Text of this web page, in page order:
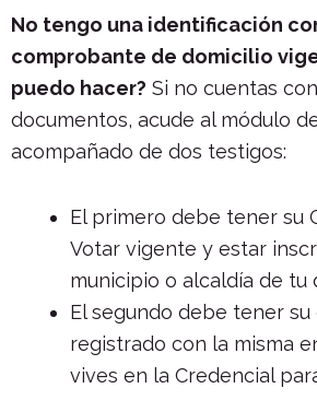
No tengo una identificación
comprobante de domicilio
puedo hacer? Si no cuentas
documentos, acude al módulo
acompañado de dos testigos:
El primero debe tener su
Votar vigente y estar
municipio o alcaldía de tu
El segundo debe tener su
registrado con la misma
vives en la Credencial